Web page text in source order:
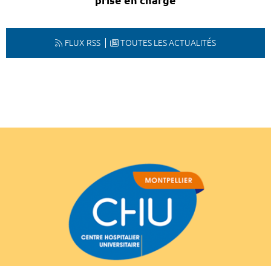
FLUX RSS TOUTES LES ACTUALITÉS